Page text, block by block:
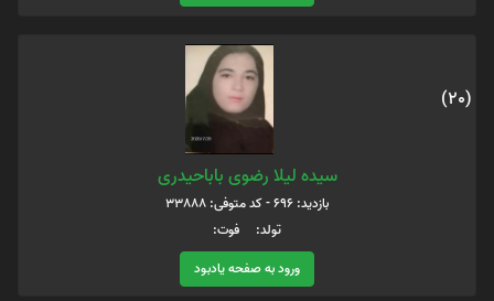
(20)
سیده لیلا رضوی باباحیدری
بازدید: 696 - کد متوفی: 33888
تولد: فوت:
ورود به صفحه یادبود